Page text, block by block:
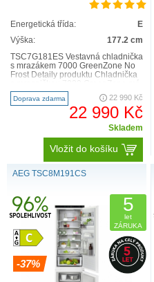
Energetická třída:
E
Výška:
177.2 cm
TSC7G181ES Vestavná chladnička
s mrazákem 7000 GreenZone No
Frost Detaily produktu Chladnička
utěsněnou zásuvku,..
Doprava zdarma 22 990 Kč
22 990 Kč
Skladem
Vložit do košíku
AEG TSC8M191CS
-37%
5
let
ZÁRUKA